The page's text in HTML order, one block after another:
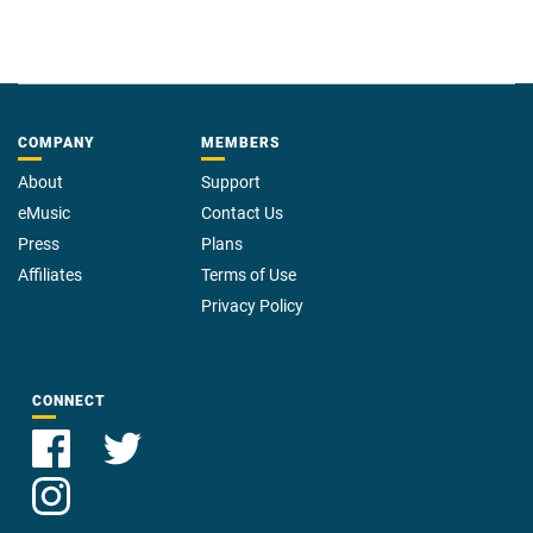
COMPANY
About
eMusic
Press
Affiliates
MEMBERS
Support
Contact Us
Plans
Terms of Use
Privacy Policy
CONNECT